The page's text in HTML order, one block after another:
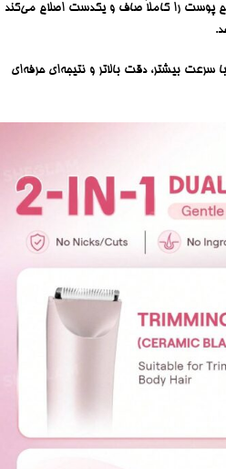
پوست را کاملاً صاف و یکدست اصلاح می‌کند
بیشتر، دقت بالاتر و نتیجه‌ای حرفه‌ای